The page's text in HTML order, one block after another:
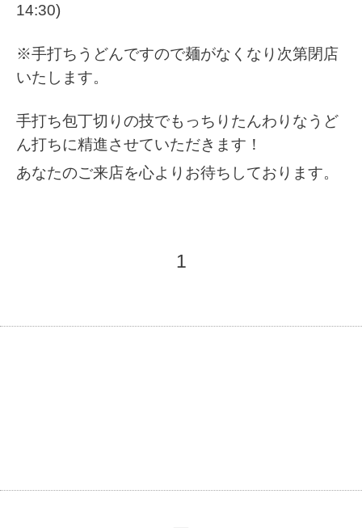
14:30)
※手打ちうどんですので麺がなくなり次第閉店
いたします。
手打ち包丁切りの技でもっちりたんわりなうど
ん打ちに精進させていただきます！
あなたのご来店を心よりお待ちしております。
1